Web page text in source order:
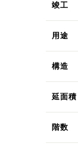
竣工
用途
構造
延面積
階数